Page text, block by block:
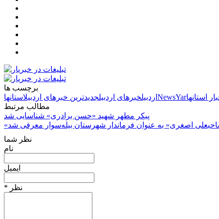
برچسب ها
اردبیلخبرهای اردبیلجدیدترین خبرهای اردبیلاستانها NewsYarاستانها
مطالب مرتبط
پیکر مطهر شهید «حسن برادری» شناسایی شد
اصغری» به عنوان فرماندار شهرستان بیله‌سوار معرفی شد
نظر شما
نام
ایمیل
* نظر